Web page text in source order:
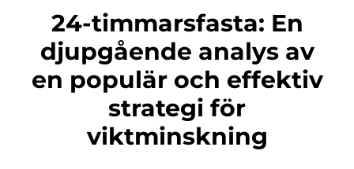
24-timmarsfasta: En
djupgående analys av
en populär och effektiv
strategi för
viktminskning